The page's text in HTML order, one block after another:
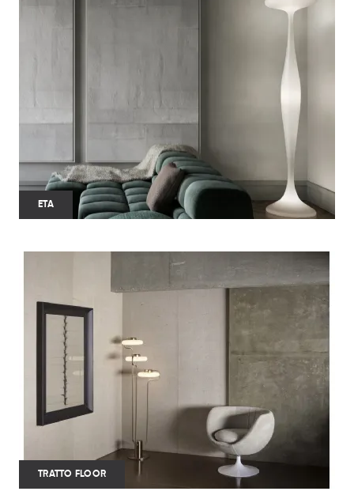
ETA
TRATTO FLOOR